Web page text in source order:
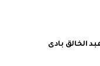
الخالق بادى